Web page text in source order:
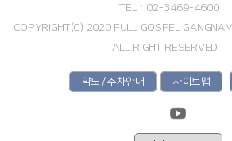
TEL : 02-3469-4600
COPYRIGHT(C) 2020 FULL GOSPEL
ALL RIGHT RESERVED.
약도 / 주차안내 사이트맵